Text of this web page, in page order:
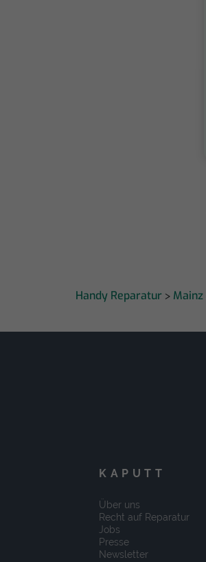
Handy Reparatur > Mainz
KAPUTT
Über uns
Recht auf Reparatur
Jobs
Presse
Newsletter